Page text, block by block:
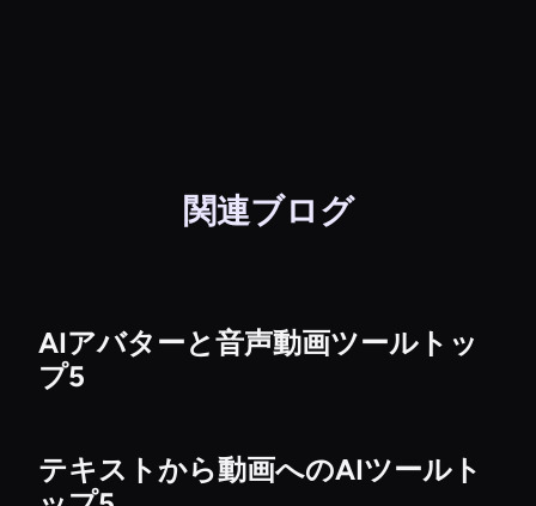
関連ブログ
AIアバターと音声動画ツールトッ
プ5
テキストから動画へのAIツールト